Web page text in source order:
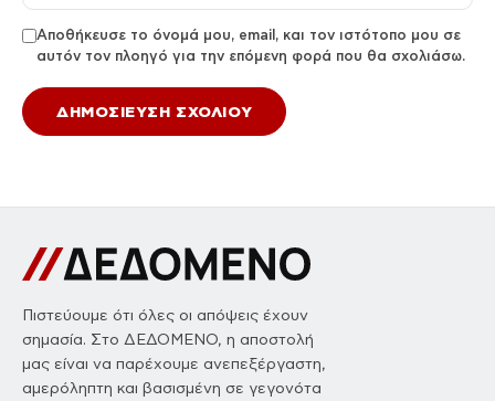
Αποθήκευσε το όνομά μου, email, και τον ιστότοπο μου σε
αυτόν τον πλοηγό για την επόμενη φορά που θα σχολιάσω.
Πιστεύουμε ότι όλες οι απόψεις έχουν
σημασία. Στο ΔΕΔΟΜΕΝΟ, η αποστολή
μας είναι να παρέχουμε ανεπεξέργαστη,
αμερόληπτη και βασισμένη σε γεγονότα